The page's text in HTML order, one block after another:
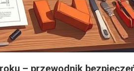
– przewodnik